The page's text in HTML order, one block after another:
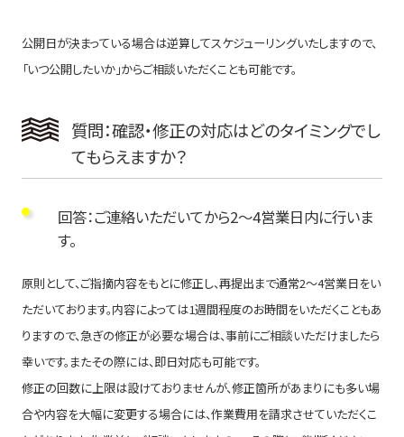
公開日が決まっている場合は逆算してスケジューリングいたしますので、
「いつ公開したいか」からご相談いただくことも可能です。
質問：確認・修正の対応はどのタイミングでし
てもらえますか？
回答：ご連絡いただいてから2〜4営業日内に行いま
す。
原則として、ご指摘内容をもとに修正し、再提出まで通常2〜4営業日をい
ただいております。内容によっては1週間程度のお時間をいただくこともあ
りますので、急ぎの修正が必要な場合は、事前にご相談いただけましたら
幸いです。またその際には、即日対応も可能です。
修正の回数に上限は設けておりませんが、修正箇所があまりにも多い場
合や内容を大幅に変更する場合には、作業費用を請求させていただくこ